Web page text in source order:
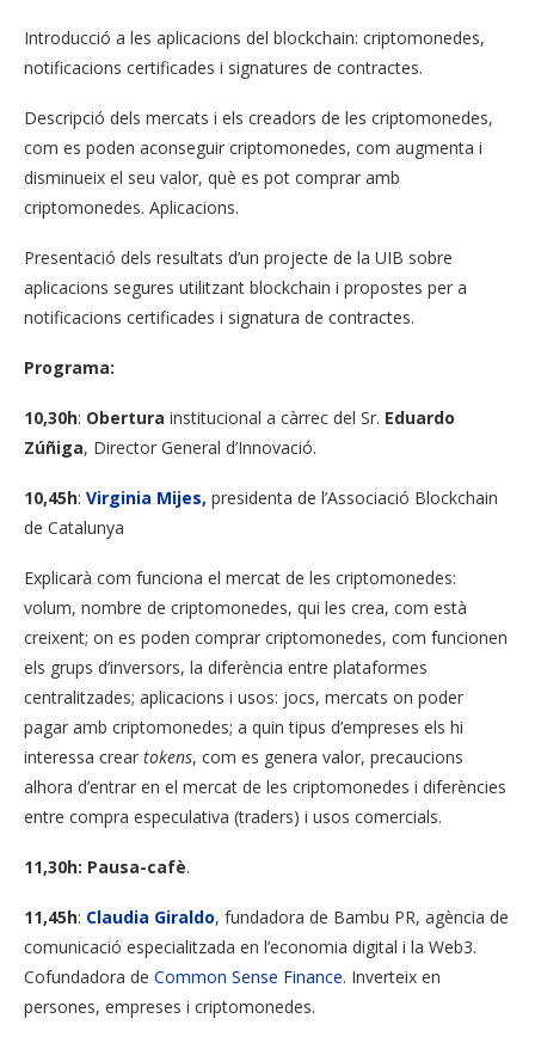
Introducció a les aplicacions del blockchain: criptomonedes,
notificacions certificades i signatures de contractes.
Descripció dels mercats i els creadors de les criptomonedes,
com es poden aconseguir criptomonedes, com augmenta i
disminueix el seu valor, què es pot comprar amb
criptomonedes. Aplicacions.
Presentació dels resultats d’un projecte de la UIB sobre
aplicacions segures utilitzant blockchain i propostes per a
notificacions certificades i signatura de contractes.
Programa:
10,30h: Obertura institucional a càrrec del Sr. Eduardo
Zúñiga, Director General d’Innovació.
10,45h: Virginia Mijes, presidenta de l’Associació Blockchain
de Catalunya
Explicarà com funciona el mercat de les criptomonedes:
volum, nombre de criptomonedes, qui les crea, com està
creixent; on es poden comprar criptomonedes, com funcionen
els grups d’inversors, la diferència entre plataformes
centralitzades; aplicacions i usos: jocs, mercats on poder
pagar amb criptomonedes; a quin tipus d’empreses els hi
interessa crear tokens, com es genera valor, precaucions
alhora d’entrar en el mercat de les criptomonedes i diferències
entre compra especulativa (traders) i usos comercials.
11,30h: Pausa-cafè.
11,45h: Claudia Giraldo, fundadora de Bambu PR, agència de
comunicació especialitzada en l’economia digital i la Web3.
Cofundadora de Common Sense Finance. Inverteix en
persones, empreses i criptomonedes.